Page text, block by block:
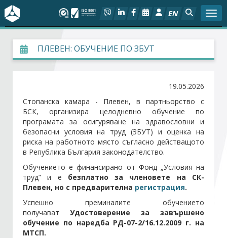
EN
За БСК
На фокус
Социален диалог
Дейности
Арбитражен съд
Проекти
Членове
ПЛЕВЕН: ОБУЧЕНИЕ ПО ЗБУТ
19.05.2026
Стопанска камара - Плевен, в партньорство с
БСК, организира целодневно обучение по
програмата за осигуряване на здравословни и
безопасни условия на труд (ЗБУТ) и оценка на
риска на работното място съгласно действащото
в Република България законодателство.
Обучението е финансирано от Фонд „Условия на
труд” и е безплатно за членовете на СК-
Плевен, но с предварителна регистрация.
Успешно преминалите обучението
получават Удостоверение за завършено
обучение по наредба РД-07-2/16.12.2009 г. на
МТСП.